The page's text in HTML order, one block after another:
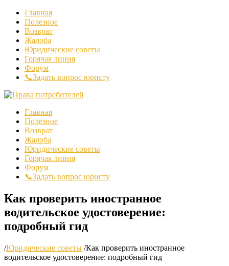
Главная
Полезное
Возврат
Жалоба
Юридические советы
Горячая линия
Форум
📞Задать вопрос юристу
Главная
Полезное
Возврат
Жалоба
Юридические советы
Горячая линия
Форум
📞Задать вопрос юристу
Как проверить иностранное
водительское удостоверение:
подробный гид
/Юридические советы /Как проверить иностранное
водительское удостоверение: подробный гид